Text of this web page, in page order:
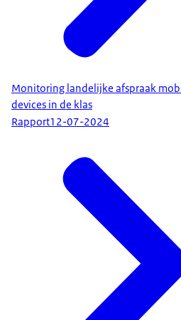
Monitoring landelijke afspraak
devices in de klas
Rapport12-07-2024